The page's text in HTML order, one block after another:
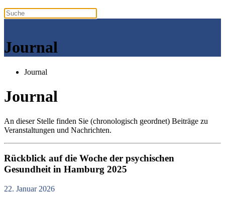
Journal
Journal
Journal
An dieser Stelle finden Sie (chronologisch geordnet) Beiträge zu
Veranstaltungen und Nachrichten.
Rückblick auf die Woche der psychischen
Gesundheit in Hamburg 2025
22. Januar 2026